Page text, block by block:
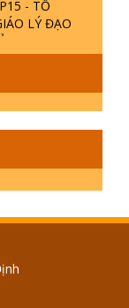
LÝ ĐẠO
BIỆT -
DƯƠNG
LỚN ĐẾN
BIỆT -
THỦY?
THẦN VẶN